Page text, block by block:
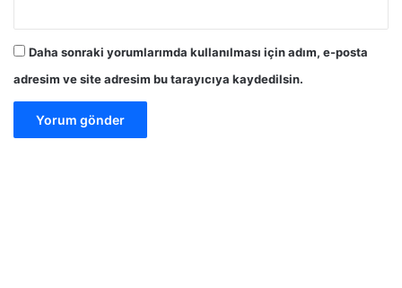
Daha sonraki yorumlarımda kullanılması için adım, e-posta
adresim ve site adresim bu tarayıcıya kaydedilsin.